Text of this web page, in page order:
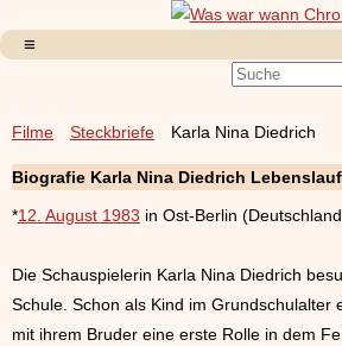
Filme Steckbriefe Karla Nina Diedrich
Biografie Karla Nina Diedrich Lebenslauf
*12. August 1983 in Ost-Berlin
Die Schauspielerin Karla Nina Diedrich
Schule. Schon als Kind im Grundschulalter
mit ihrem Bruder eine erste Rolle in dem